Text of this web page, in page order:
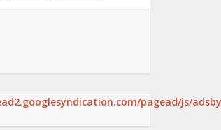
pagead/js/